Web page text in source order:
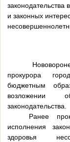
и законных
прокурора
бюджетным
возложении
законодательства.
Ранее
исполнения
здоровья